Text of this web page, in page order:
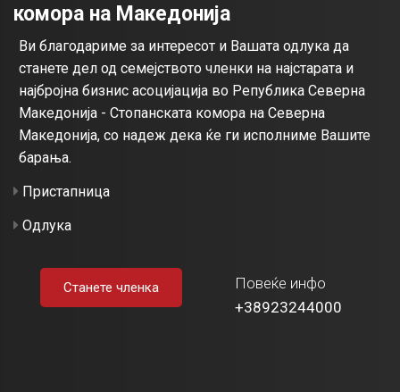
комора на Македонија
Ви благодариме за интересот и Вашата одлука да
станете дел од семејството членки на најстарата и
најбројна бизнис асоцијација во Република Северна
Македонија - Стопанската комора на Северна
Македонија, со надеж дека ќе ги исполниме Вашите
барања.
Пристапница
Одлука
Станете членка
Повеќе инфо
+38923244000